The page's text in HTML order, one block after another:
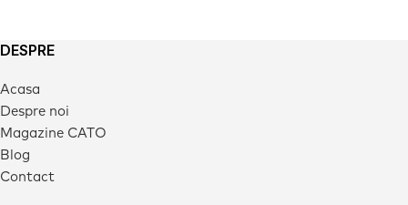
DESPRE
Acasa
Despre noi
Magazine CATO
Blog
Contact